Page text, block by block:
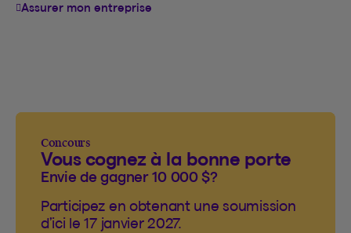
Assurer mon entreprise
Concours
Vous cognez à la bonne porte
Envie de gagner 10 000 $?
Participez en obtenant une soumission
d’ici le 17 janvier 2027.